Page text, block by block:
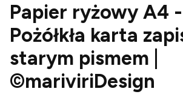
Papier ryżowy A4 -
Pożółkła karta
starym pismem |
©mariviriDesign